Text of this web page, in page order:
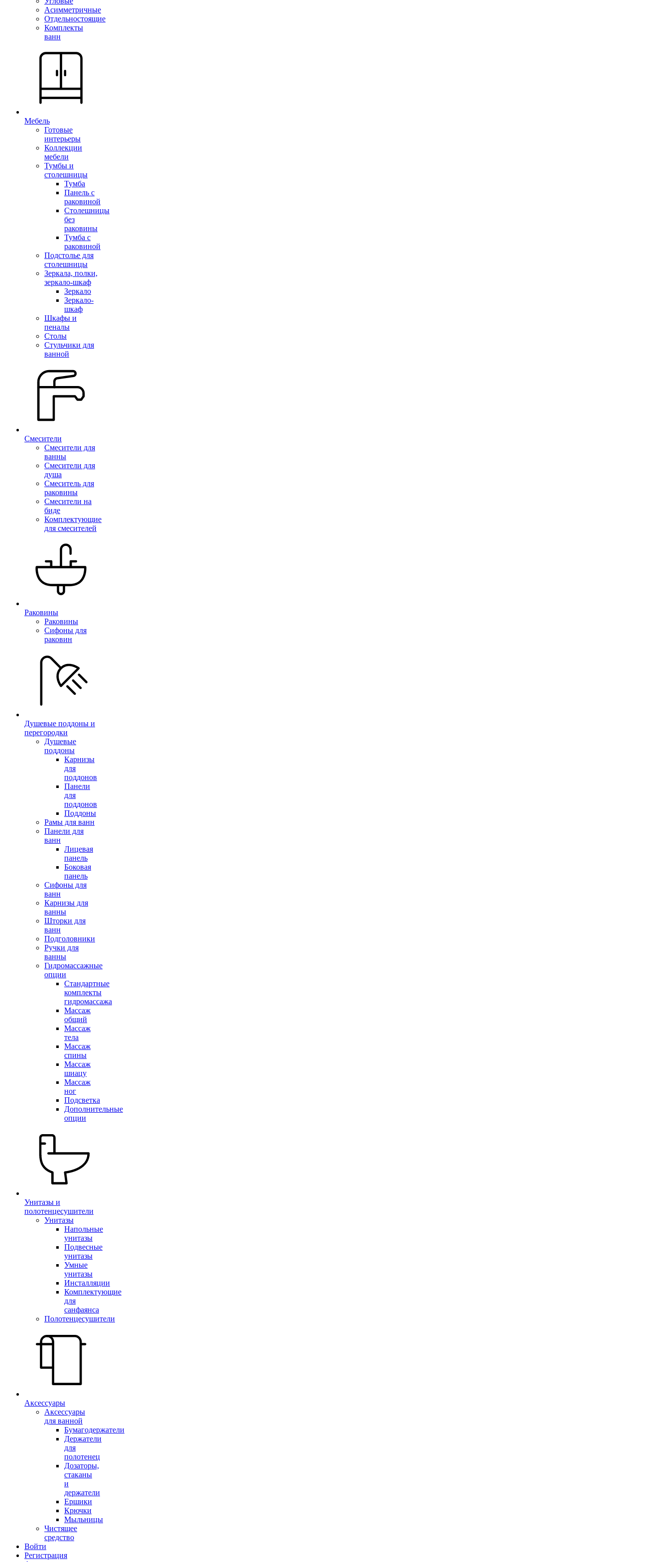
Асимметричные
Отдельностоящие
Комплекты
ванн
Мебель
Готовые
интерьеры
Коллекции
мебели
Тумбы и
столешницы
Тумба
Панель с
раковиной
Столешницы
без
раковины
Тумба с
раковиной
Подстолье для
столешницы
Зеркала, полки,
зеркало-шкаф
Зеркало
Зеркало-
шкаф
Шкафы и
пеналы
Столы
Стульчики для
ванной
Смесители
Смесители для
ванны
Смесители для
душа
Смеситель для
раковины
Смесители на
биде
Комплектующие
для смесителей
Раковины
Раковины
Сифоны для
раковин
Душевые поддоны и
перегородки
Душевые
поддоны
Карнизы
для
поддонов
Панели
для
поддонов
Поддоны
Рамы для ванн
Панели для
ванн
Лицевая
панель
Боковая
панель
Сифоны для
ванн
Карнизы для
ванны
Шторки для
ванн
Подголовники
Ручки для
ванны
Гидромассажные
опции
Стандартные
комплекты
гидромассажа
Массаж
общий
Массаж
тела
Массаж
спины
Массаж
шиацу
Массаж
ног
Подсветка
Дополнительные
опции
Унитазы и
полотенцесушители
Унитазы
Напольные
унитазы
Подвесные
унитазы
Умные
унитазы
Инсталляции
Комплектующие
для
санфаянса
Полотенцесушители
Аксессуары
Аксессуары
для ванной
Бумагодержатели
Держатели
для
полотенец
Дозаторы,
стаканы
и
держатели
Ершики
Крючки
Мыльницы
Чистящее
средство
Войти
Регистрация